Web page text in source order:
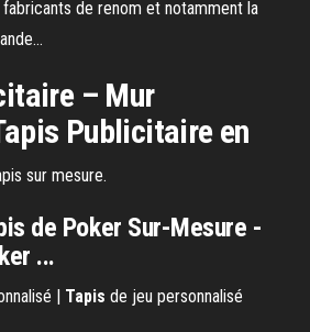
de renom et notamment la
– Mur
Publicitaire en
sur mesure.
de Poker Sur-Mesure -
...
| Tapis de jeu personnalisé